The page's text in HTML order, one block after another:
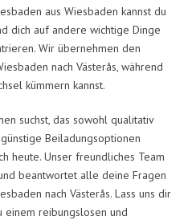
aus Wiesbaden kannst du
dich auf andere wichtige Dinge
Wir übernehmen den
nach Västerås, während
kümmern kannst.
suchst, das sowohl qualitativ
Beiladungsoptionen
heute. Unser freundliches Team
beantwortet alle deine Fragen
nach Västerås. Lass uns dir
reibungslosen und